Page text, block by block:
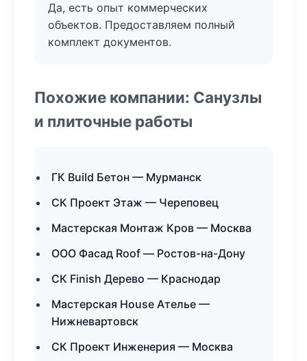
Да, есть опыт коммерческих
объектов. Предоставляем полный
комплект документов.
Похожие компании: Санузлы
и плиточные работы
ГК Build Бетон — Мурманск
СК Проект Этаж — Череповец
Мастерская Монтаж Кров — Москва
ООО Фасад Roof — Ростов-на-Дону
СК Finish Дерево — Краснодар
Мастерская House Ателье —
Нижневартовск
СК Проект Инженерия — Москва